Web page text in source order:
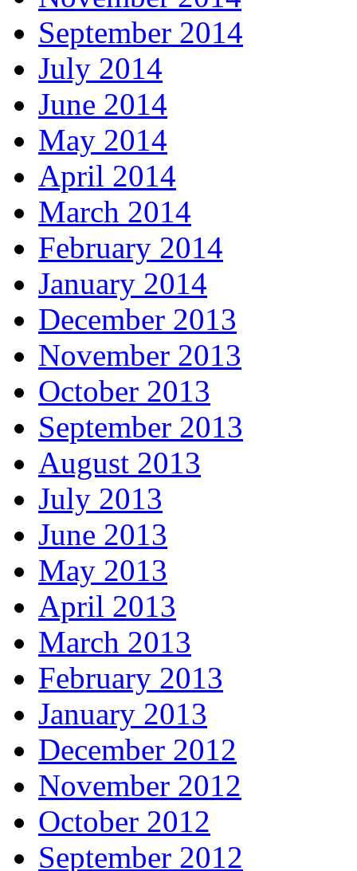
September 2014
July 2014
June 2014
May 2014
April 2014
March 2014
February 2014
January 2014
December 2013
November 2013
October 2013
September 2013
August 2013
July 2013
June 2013
May 2013
April 2013
March 2013
February 2013
January 2013
December 2012
November 2012
October 2012
September 2012